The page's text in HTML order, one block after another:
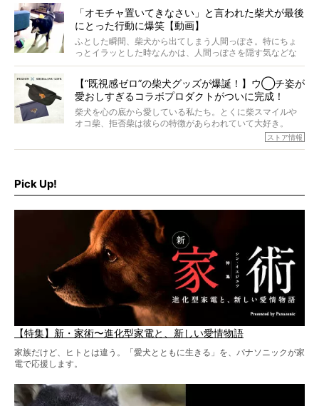
ォーカスし、その元気の秘訣や、老犬と暮らすうえで大切
だと思うことを、オーナーさんに語っていただきます。今
回登場してくれたのは、17歳のときろうくん。小さい頃か
ら食が細かったため、何でも食べさせてきたということで
「オモチャ置いてきなさい」と言われた柴犬が最後
にとった行動に爆笑【動画】
ふとした瞬間、柴犬から出てしまう人間っぽさ。特にちょ
っとイラッとした時なんかは、人間っぽさを隠す気などな
いように見えます。もしかして本当の本当は、中身は人間
【“既視感ゼロ”の柴犬グッズが爆誕！】ウ◯チ姿が
愛おしすぎるコラボプロダクトがついに完成！
柴犬を心の底から愛している私たち。とくに柴スマイルや
オコ柴、拒否柴は彼らの特徴があらわれていて大好き。
でもちょっと待て…もうひとつ、忘れてはならない愛おしい
ストア情報
Pick Up!
【特集】新・家術〜進化型家電と、新しい愛情物語
家族だけど、ヒトとは違う。「愛犬とともに生きる」を、パナソニックが家
電で応援します。